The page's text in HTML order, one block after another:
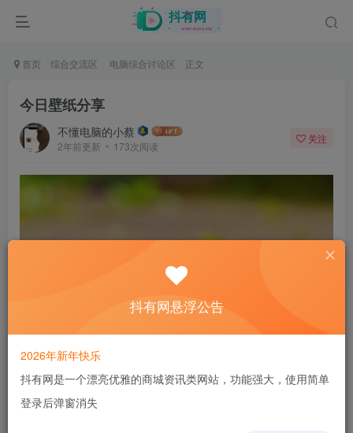
首页 综合交流区 电脑综合讨论区 正文
今日壁纸分享
不懂电脑的小蔡
2年前更新 173次阅读
关注
抖有网悬浮公告
2026年新年快乐
抖有网是一个漂亮优雅的商城资讯类网站，功能强大，使用简单
登录后弹窗消失